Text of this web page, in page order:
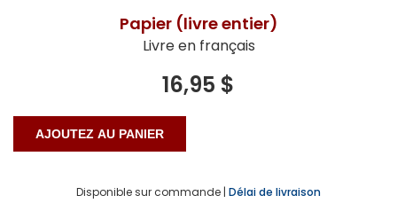
Papier (livre entier)
Livre en français
16,95 $
Disponible sur commande | Délai de livraison